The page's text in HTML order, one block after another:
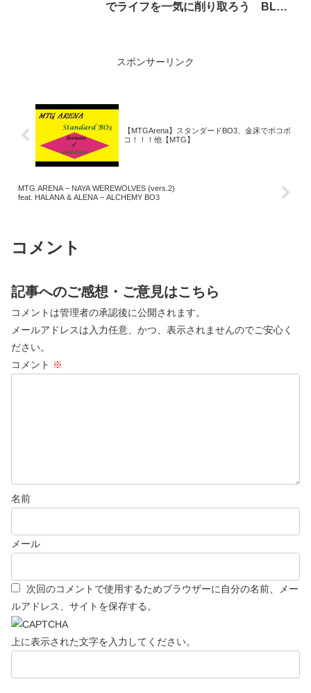
でライフを一気に削り取ろう BLB
スポンサーリンク
【MTGArena】スタンダードBO3、金床でボコボ
コ！！！他【MTG】
MTG ARENA – NAYA WEREWOLVES (vers.2)
feat. HALANA & ALENA – ALCHEMY BO3
コメント
記事へのご感想・ご意見はこちら
コメントは管理者の承認後に公開されます。
メールアドレスは入力任意、かつ、表示されませんのでご安心く
ださい。
コメント ※
名前
メール
次回のコメントで使用するためブラウザーに自分の名前、メー
ルアドレス、サイトを保存する。
上に表示された文字を入力してください。